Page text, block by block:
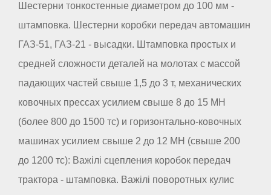
Шестерни тонкостенные диаметром до 100 мм -
штамповка. Шестерни коробки передач автомашин
ГАЗ-51, ГАЗ-21 - высадки. Штамповка простых и
средней сложности деталей на молотах с массой
падающих частей свыше 1,5 до 3 т, механических
ковочных прессах усилием свыше 8 до 15 МН
(более 800 до 1500 тс) и горизонтально-ковочных
машинах усилием свыше 2 до 12 МН (свыше 200
до 1200 тс): Важілі сцепления коробок передач
трактора - штамповка. Важілі поворотных кулис